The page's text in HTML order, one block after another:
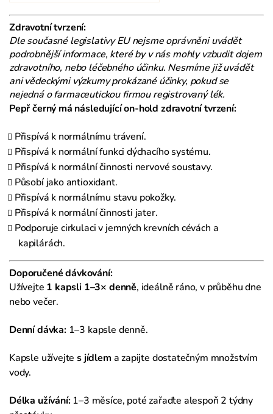
Zdravotní tvrzení:
Dle současné legislativy EU nejsme oprávněni uvádět
podrobnější informace, které by v nás mohly vzbudit dojem
zdravotního, nebo léčebného účinku. Nesmíme již uvádět
ani vědeckými výzkumy prokázané účinky, pokud se
nejedná o farmaceutickou firmou registrovaný lék.
Pepř černý má následující on-hold zdravotní tvrzení:
Přispívá k normálnímu trávení.
Přispívá k normální funkci dýchacího systému.
Přispívá k normální činnosti nervové soustavy.
Působí jako antioxidant.
Přispívá k normálnímu stavu pokožky.
Přispívá k normální činnosti jater.
Podporuje cirkulaci v jemných krevních cévách a
kapilárách.
Doporučené dávkování:
Užívejte 1 kapsli 1–3× denně, ideálně ráno, v průběhu dne
nebo večer.
Denní dávka:1–3 kapsle denně.
Kapsle užívejtes jídlem a zapijte dostatečným množstvím
vody.
Délka užívání:1–3 měsíce, poté zařaďte alespoň 2 týdny